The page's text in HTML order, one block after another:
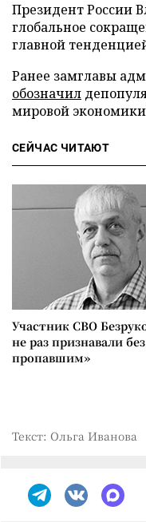
Президент России
глобальное
главной
Ранее замглавы
обозначил
мировой
СЕЙЧАС ЧИТАЮТ
Участник СВО
не раз признавали
пропавшим»
Текст: Ольга Иванова